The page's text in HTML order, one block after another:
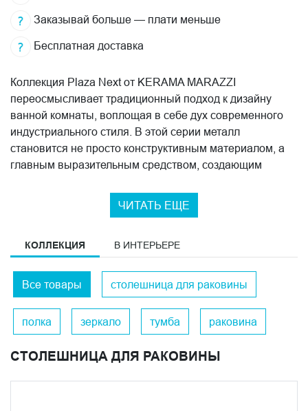
Заказывай больше — плати меньше
Бесплатная доставка
Коллекция Plaza Next от KERAMA MARAZZI
переосмысливает традиционный подход к дизайну
ванной комнаты, воплощая в себе дух современного
индустриального стиля. В этой серии металл
становится не просто конструктивным материалом, а
главным выразительным средством, создающим
В чем преимущества Plaza Next
в дизайне и потребностей целевой аудитории,
коллекцию со следующими отличительными
особенностями:
матовый черный металл конструкций;
дополнительные керамические полки;
ЧИТАТЬ ЕЩЕ
КОЛЛЕКЦИЯ В ИНТЕРЬЕРЕ
Все товары столешница для раковины
полка зеркало тумба раковина
СТОЛЕШНИЦА ДЛЯ РАКОВИНЫ